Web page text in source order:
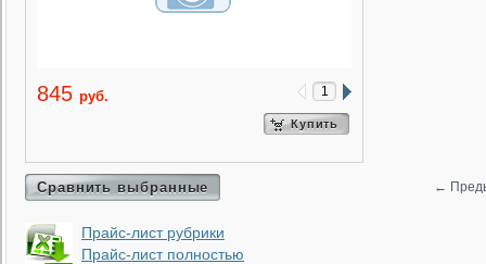
845 руб.
Купить
Сравнить выбранные ←
Прайс-лист рубрики
Прайс-лист полностью